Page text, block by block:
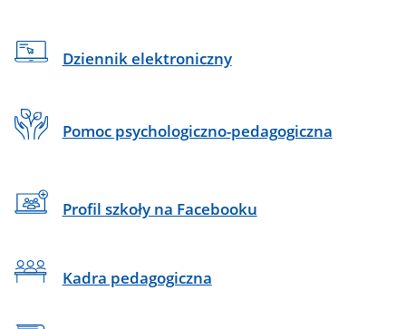
Dziennik elektroniczny
Pomoc psychologiczno-pedagogiczna
Profil szkoły na Facebooku
Kadra pedagogiczna